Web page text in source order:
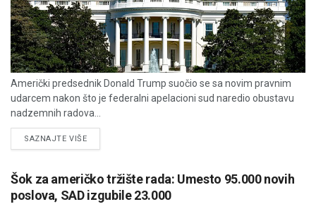
Američki predsednik Donald Trump suočio se sa novim pravnim
udarcem nakon što je federalni apelacioni sud naredio obustavu
nadzemnih radova...
SAZNAJTE VIŠEDETAILS
Šok za američko tržište rada: Umesto 95.000 novih
poslova, SAD izgubile 23.000